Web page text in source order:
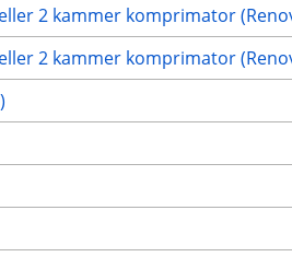
2 kammer komprimator
2 kammer komprimator